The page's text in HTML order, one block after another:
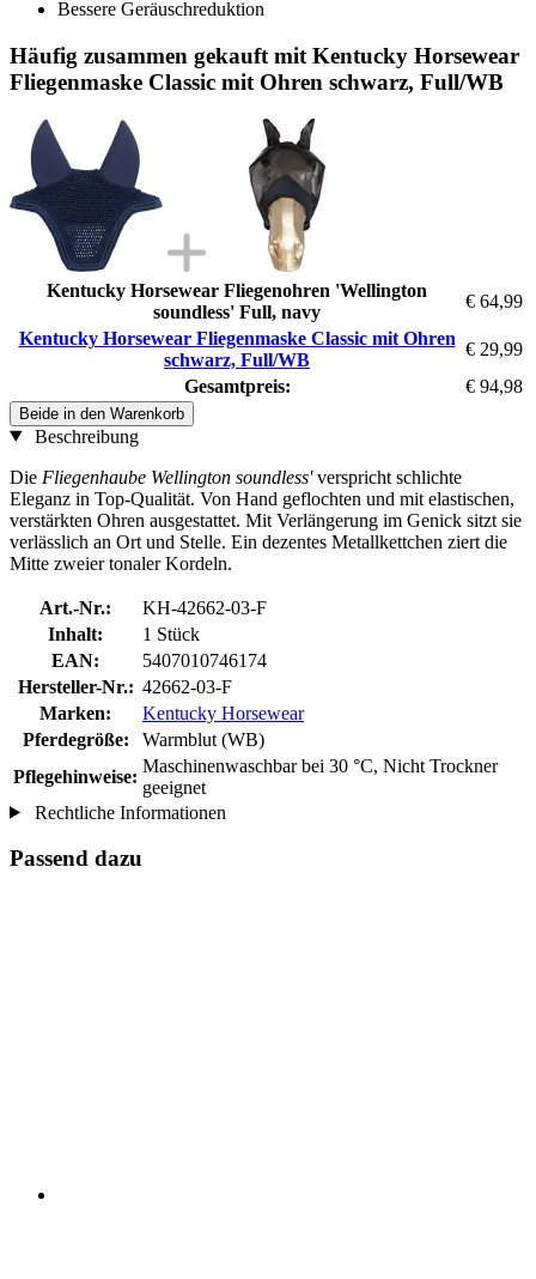
Bessere Geräuschreduktion
Häufig zusammen gekauft mit Kentucky Horsewear
Fliegenmaske Classic mit Ohren schwarz, Full/WB
Kentucky Horsewear Fliegenohren 'Wellington
soundless' Full, navy
€ 64,99
Kentucky Horsewear Fliegenmaske Classic mit Ohren
schwarz, Full/WB
€ 29,99
Gesamtpreis:
€ 94,98
Beide in den Warenkorb
Beschreibung
Die Fliegenhaube Wellington soundless'verspricht schlichte
Eleganz in Top-Qualität. Von Hand geflochten und mit elastischen,
verstärkten Ohren ausgestattet. Mit Verlängerung im Genick sitzt sie
verlässlich an Ort und Stelle. Ein dezentes Metallkettchen ziert die
Mitte zweier tonaler Kordeln.
Art.-Nr.:
KH-42662-03-F
Inhalt:
1 Stück
EAN:
5407010746174
Hersteller-Nr.: 42662-03-F
Marken:
Kentucky Horsewear
Pferdegröße:
Warmblut (WB)
Pflegehinweise:
Maschinenwaschbar bei 30 °C, Nicht Trockner
geeignet
Rechtliche Informationen
Passend dazu